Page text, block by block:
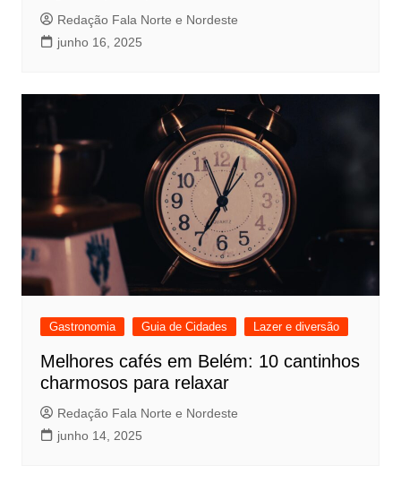
Redação Fala Norte e Nordeste
junho 16, 2025
Gastronomia Guia de Cidades Lazer e diversão
Melhores cafés em Belém: 10 cantinhos
charmosos para relaxar
Redação Fala Norte e Nordeste
junho 14, 2025